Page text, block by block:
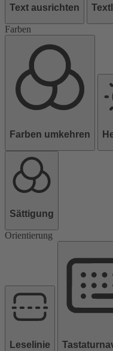
Text ausrichten
Farben
Farben umkehren
Sättigung
Orientierung
Leselinie